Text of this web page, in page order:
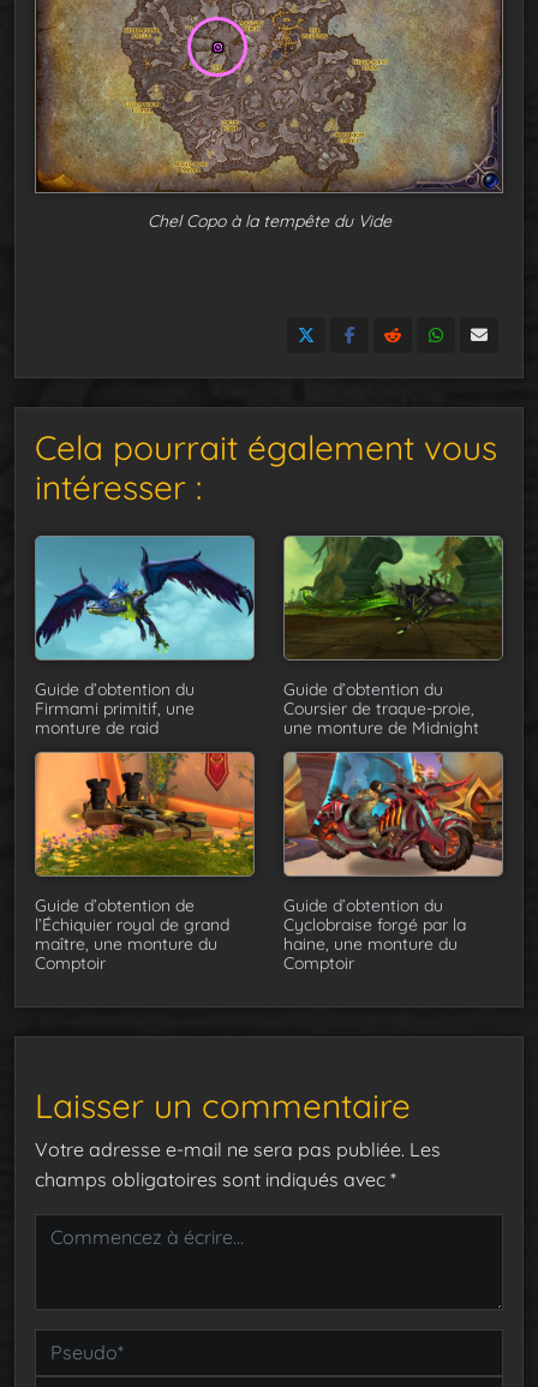
Chel Copo à la tempête du Vide
Cela pourrait également vous
intéresser :
Guide d’obtention du
Firmami primitif, une
monture de raid
Guide d’obtention du
Coursier de traque-proie,
une monture de Midnight
Guide d’obtention de
l’Échiquier royal de grand
maître, une monture du
Comptoir
Guide d’obtention du
Cyclobraise forgé par la
haine, une monture du
Comptoir
Laisser un commentaire
Votre adresse e-mail ne sera pas publiée. Les
champs obligatoires sont indiqués avec *